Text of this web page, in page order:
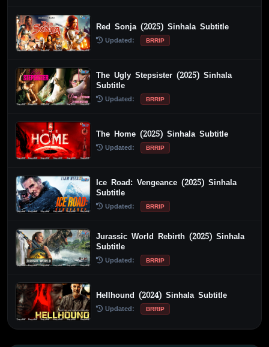
Red Sonja (2025) Sinhala Subtitle
Updated: BRRIP
The Ugly Stepsister (2025) Sinhala
Subtitle
Updated: BRRIP
The Home (2025) Sinhala Subtitle
Updated: BRRIP
Ice Road: Vengeance (2025) Sinhala
Subtitle
Updated: BRRIP
Jurassic World Rebirth (2025) Sinhala
Subtitle
Updated: BRRIP
Hellhound (2024) Sinhala Subtitle
Updated: BRRIP